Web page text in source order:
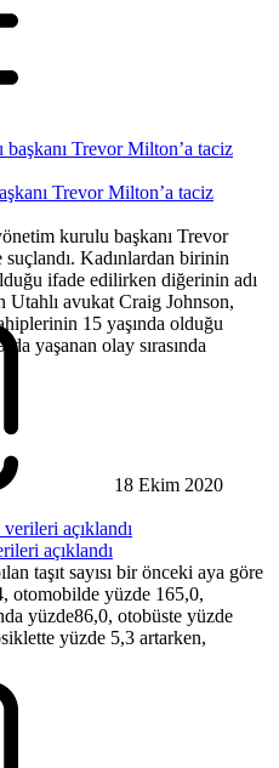
Trevor Milton’a taciz
kurulu başkanı Trevor
Kadınlardan birinin
ifade edilirken diğerinin adı
Utahlı avukat Craig Johnson,
15 yaşında olduğu
yaşanan olay sırasında
18 Ekim 2020
açıklandı
taşıt sayısı bir önceki aya göre
otomobilde yüzde 165,0,
yüzde86,0, otobüste yüzde
yüzde 5,3 artarken,